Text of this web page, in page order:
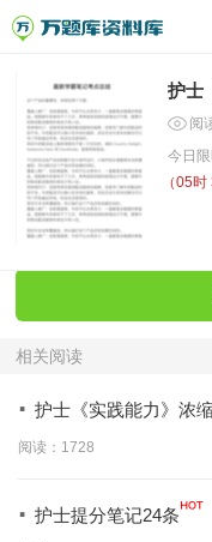
护士
阅
今日
（05时
相关阅读
· 护士《实践能力》浓
阅读：1728
· 护士提分笔记24条